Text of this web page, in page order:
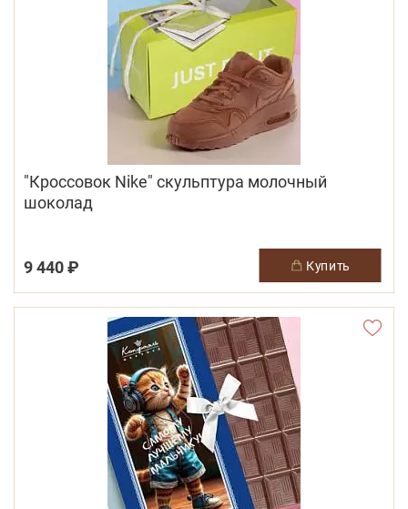
"Кроссовок Nike" скульптура молочный
шоколад
9 440 ₽ купить